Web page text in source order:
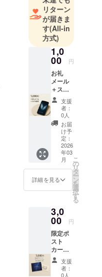
も何かを
作ったり集
めたり…。
落ち込んだ
ちょっと疲
れたとき
も、誰かの
心がこもっ
たハンドメ
イド作品に
何度も助け
られてきま
した。
そんなふう
に自分が救
は作家さん
たちが心を
込めて作っ
た作品を、
もっとたく
さんの人に
リターン
が届きま
す(All-in
方式)
1,0
00 円
お礼
メール
＋スマ
ホ壁紙
（クラ
ファン
限定デ
ザイ
ン）
支援
者：
0人
お届
け予
定：
2026
年03
月
詳細を見る
こ
の
リ
タ
ー
ン
を
選
択
す
る
3,0
00 円
限定ポ
スト
カード
＋オン
ライン
ショッ
支援
者：
0人